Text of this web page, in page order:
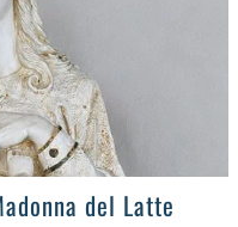
del Latte